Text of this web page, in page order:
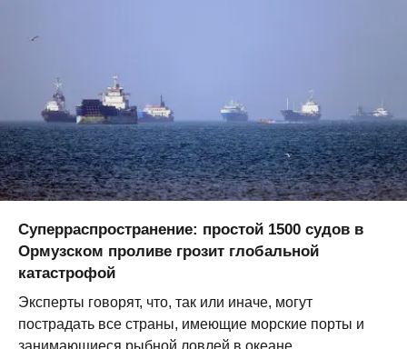
Суперраспространение: простой 1500 судов в
Ормузском проливе грозит глобальной
катастрофой
Эксперты говорят, что, так или иначе, могут
пострадать все страны, имеющие морские порты и